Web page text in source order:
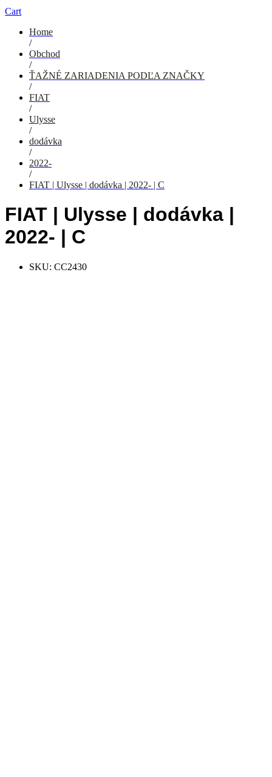
Cart
Home
/
Obchod
/
ŤAŽNÉ ZARIADENIA PODĽA ZNAČKY
/
FIAT
/
Ulysse
/
dodávka
/
2022-
/
FIAT | Ulysse | dodávka | 2022- | C
FIAT | Ulysse | dodávka |
2022- | C
SKU: CC2430